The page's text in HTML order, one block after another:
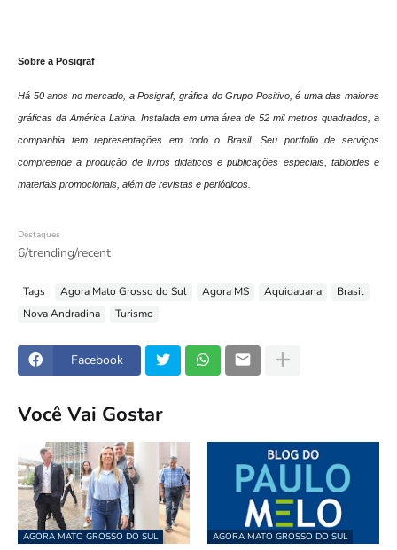
Sobre a Posigraf
Há 50 anos no mercado, a Posigraf, gráfica do Grupo Positivo, é uma das maiores
gráficas da América Latina. Instalada em uma área de 52 mil metros quadrados, a
companhia tem representações em todo o Brasil. Seu portfólio de serviços
compreende a produção de livros didáticos e publicações especiais, tabloides e
materiais promocionais, além de revistas e periódicos.
Destaques
6/trending/recent
Tags Agora Mato Grosso do Sul Agora MS Aquidauana
Brasil
Nova Andradina
Turismo
Facebook
Você Vai Gostar
AGORA MATO GROSSO DO SUL AGORA MATO GROSSO DO SUL